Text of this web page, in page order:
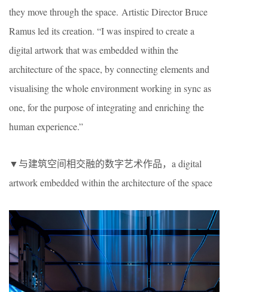
they move through the space. Artistic Director Bruce
Ramus led its creation. “I was inspired to create a
digital artwork that was embedded within the
architecture of the space, by connecting elements and
visualising the whole environment working in sync as
one, for the purpose of integrating and enriching the
human experience.”
▼与建筑空间相交融的数字艺术作品，a digital
artwork embedded within the architecture of the space